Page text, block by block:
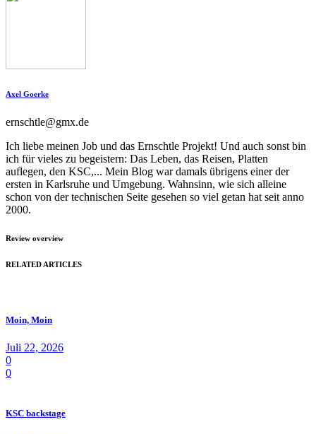
Axel Goerke
ernschtle@gmx.de
Ich liebe meinen Job und das Ernschtle Projekt! Und auch sonst bin
ich für vieles zu begeistern: Das Leben, das Reisen, Platten
auflegen, den KSC,... Mein Blog war damals übrigens einer der
ersten in Karlsruhe und Umgebung. Wahnsinn, wie sich alleine
schon von der technischen Seite gesehen so viel getan hat seit anno
2000.
Review overview
RELATED ARTICLES
Moin, Moin
Juli 22, 2026
0
0
KSC backstage